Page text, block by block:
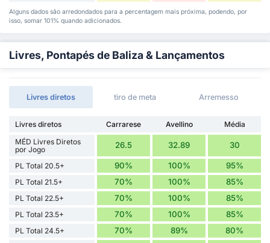
Alguns dados são arredondados para a percentagem mais próxima, podendo, por
isso, somar 101% quando adicionados.
Livres, Pontapés de Baliza & Lançamentos
Livres diretos tiro de meta Arremesso
Livres diretos Carrarese Avellino
Média
MÉD Livres Diretos
por Jogo
26.5 32.89 30
PL Total 20.5+ 90% 100% 95%
PL Total 21.5+ 70% 100% 85%
PL Total 22.5+ 70% 100% 85%
PL Total 23.5+ 70% 100% 85%
PL Total 24.5+ 70% 89% 80%